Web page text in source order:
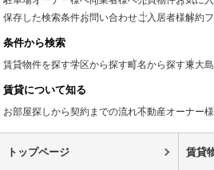
保存した検索条件お問い合わせご入居者様解約
条件から検索
賃貸物件を探す学区から探す町名から探す東大島
賃貸について知る
お部屋探しから契約までの流れ不動産オーナー
トップページ 賃貸